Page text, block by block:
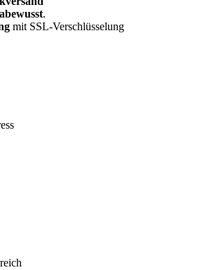
.
mit SSL-Verschlüsselung